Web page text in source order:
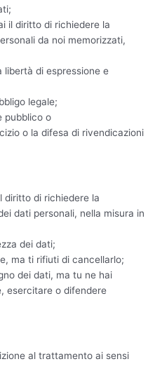
il diritto di richiedere la
da noi memorizzati,
di espressione e
legale;
pubblico o
o la difesa di rivendicazioni
diritto di richiedere la
dati personali, nella misura in
dei dati;
ma ti rifiuti di cancellarlo;
dei dati, ma tu ne hai
esercitare o difendere
al trattamento ai sensi